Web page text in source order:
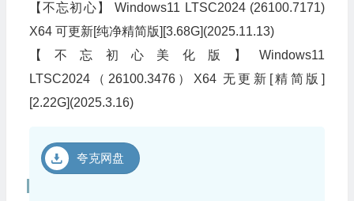
【不忘初心】 Windows11 LTSC2024 (26100.7171)
X64 可更新[纯净精简版][3.68G](2025.11.13)
【不忘初心美化版】Windows11
LTSC2024（26100.3476）X64 无更新[精简版]
[2.22G](2025.3.16)
夸克网盘